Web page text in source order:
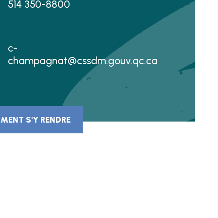
514 350-8800
c-
champagnat@cssdm.gouv.qc.ca
S'Y RENDRE